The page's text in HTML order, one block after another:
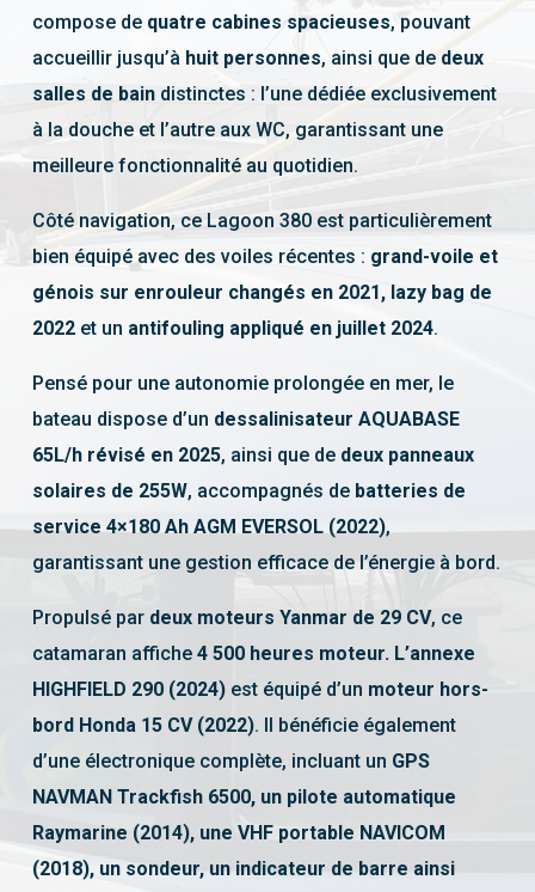
compose de quatre cabines spacieuses, pouvant
accueillir jusqu’à huit personnes, ainsi que de deux
salles de baindistinctes : l’une dédiée exclusivement
à la douche et l’autre aux WC, garantissant une
meilleure fonctionnalité au quotidien.
Côté navigation, ce Lagoon 380 est particulièrement
bien équipé avec des voiles récentes : grand-voile et
génois sur enrouleur changés en 2021, lazy bag de
2022et un antifouling appliqué en juillet 2024.
Pensé pour une autonomie prolongée en mer, le
bateau dispose d’un dessalinisateur AQUABASE
65L/h révisé en 2025, ainsi que de deux panneaux
solaires de 255W, accompagnés de batteries de
service 4×180 Ah AGM EVERSOL (2022),
garantissant une gestion efficace de l’énergie à bord.
Propulsé par deux moteurs Yanmar de 29 CV, ce
catamaran affiche 4 500 heures moteur. L’annexe
HIGHFIELD 290 (2024)est équipé d’un moteur hors-
bord Honda 15 CV (2022). Il bénéficie également
d’une électronique complète, incluant un GPS
NAVMAN Trackfish 6500, un pilote automatique
Raymarine (2014), une VHF portable NAVICOM
(2018), un sondeur, un indicateur de barre ainsi